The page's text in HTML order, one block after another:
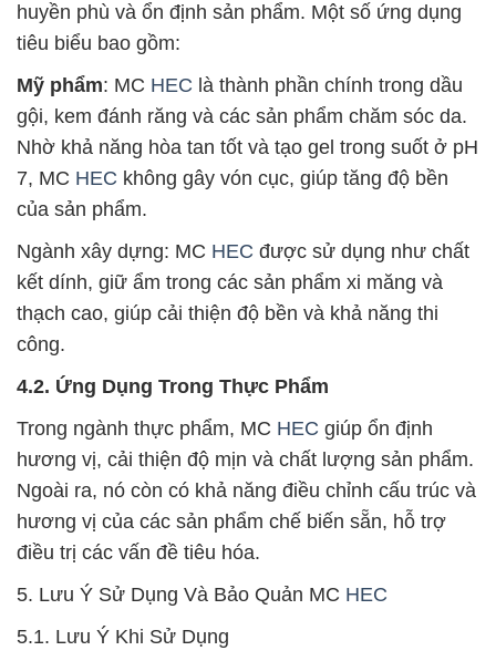
huyền phù và ổn định sản phẩm. Một số ứng dụng
tiêu biểu bao gồm:
Mỹ phẩm: MC HEC là thành phần chính trong dầu
gội, kem đánh răng và các sản phẩm chăm sóc da.
Nhờ khả năng hòa tan tốt và tạo gel trong suốt ở pH
7, MC HEC không gây vón cục, giúp tăng độ bền
của sản phẩm.
Ngành xây dựng: MC HEC được sử dụng như chất
kết dính, giữ ẩm trong các sản phẩm xi măng và
thạch cao, giúp cải thiện độ bền và khả năng thi
công.
4.2. Ứng Dụng Trong Thực Phẩm
Trong ngành thực phẩm, MC HEC giúp ổn định
hương vị, cải thiện độ mịn và chất lượng sản phẩm.
Ngoài ra, nó còn có khả năng điều chỉnh cấu trúc và
hương vị của các sản phẩm chế biến sẵn, hỗ trợ
điều trị các vấn đề tiêu hóa.
5. Lưu Ý Sử Dụng Và Bảo Quản MC HEC
5.1. Lưu Ý Khi Sử Dụng